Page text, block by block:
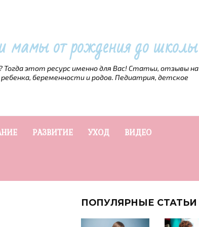
мамы от рождения до школы
Тогда этот ресурс именно для Вас! Статьи, отзывы на
беременности и родов. Педиатрия, детское
РАЗВИТИЕ УХОД ВИДЕО
ПОПУЛЯРНЫЕ СТАТЬИ